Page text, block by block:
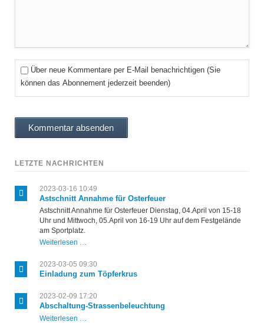
Über neue Kommentare per E-Mail benachrichtigen (Sie
können das Abonnement jederzeit beenden)
Kommentar absenden
LETZTE NACHRICHTEN
2023-03-16 10:49
Astschnitt Annahme für Osterfeuer
Astschnitt Annahme für Osterfeuer Dienstag, 04.April von 15-18
Uhr und Mittwoch, 05.April von 16-19 Uhr auf dem Festgelände
am Sportplatz.
Weiterlesen …
für
Osterfeuer
2023-03-05 09:30
Einladung zum Töpferkrus
2023-02-09 17:20
Abschaltung-Strassenbeleuchtung
Weiterlesen …